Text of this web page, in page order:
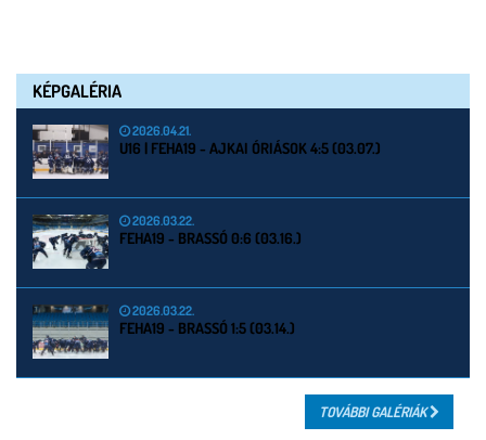
KÉPGALÉRIA
2026.04.21.
U16 | FEHA19 - AJKAI ÓRIÁSOK 4:5 (03.07.)
2026.03.22.
FEHA19 - BRASSÓ 0:6 (03.16.)
2026.03.22.
FEHA19 - BRASSÓ 1:5 (03.14.)
TOVÁBBI GALÉRIÁK